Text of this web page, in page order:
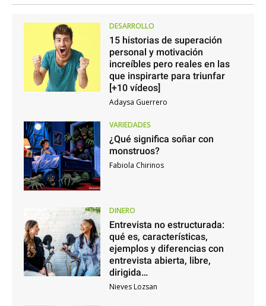
DESARROLLO
15 historias de superación
personal y motivación
increíbles pero reales en las
que inspirarte para triunfar
[+10 vídeos]
Adaysa Guerrero
VARIEDADES
¿Qué significa soñar con
monstruos?
Fabiola Chirinos
DINERO
Entrevista no estructurada:
qué es, características,
ejemplos y diferencias con
entrevista abierta, libre,
dirigida…
Nieves Lozsan